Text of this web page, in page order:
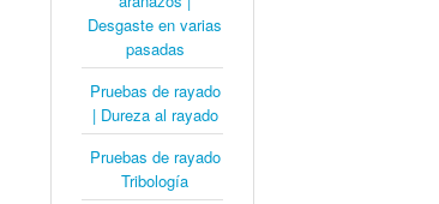
Desgaste en varias
pasadas
Pruebas de rayado
| Dureza al rayado
Pruebas de rayado
Tribología